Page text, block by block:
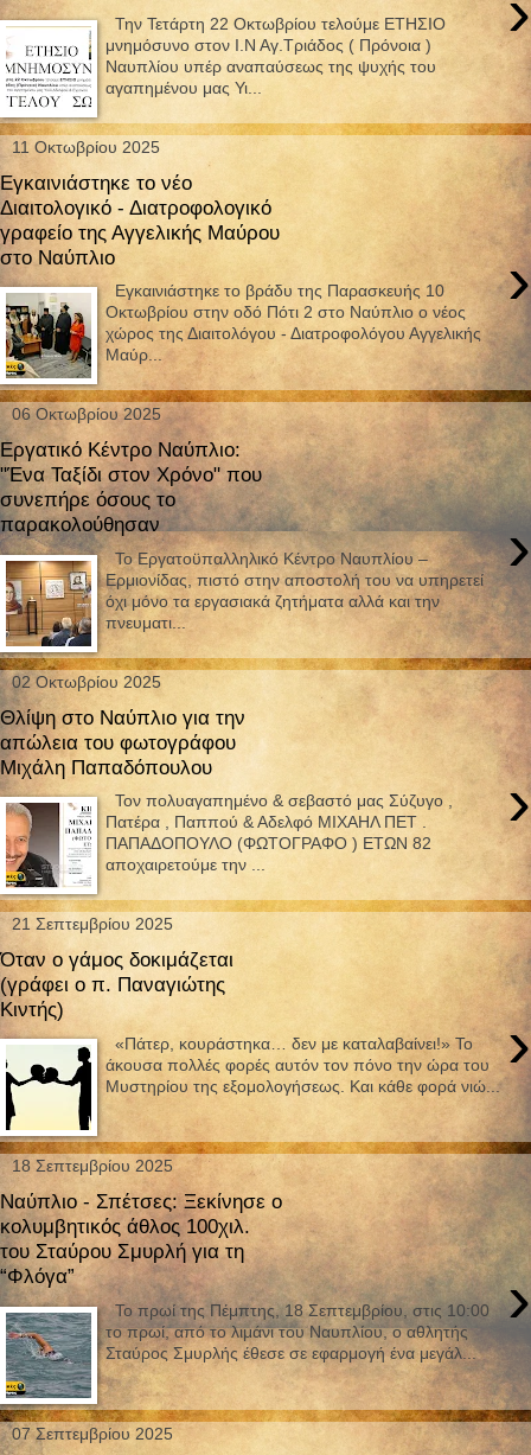
Την Τετάρτη 22 Οκτωβρίου τελούμε ΕΤΗΣΙΟ
μνημόσυνο στον Ι.Ν Αγ.Τριάδος ( Πρόνοια )
Ναυπλίου υπέρ αναπαύσεως της ψυχής του
αγαπημένου μας Υι...
11 Οκτωβρίου 2025
Εγκαινιάστηκε το νέο
Διαιτολογικό - Διατροφολογικό
γραφείο της Αγγελικής Μαύρου
στο Ναύπλιο
›
Εγκαινιάστηκε το βράδυ της Παρασκευής 10
Οκτωβρίου στην οδό Πότι 2 στο Ναύπλιο ο νέος
χώρος της Διαιτολόγου - Διατροφολόγου Αγγελικής
Μαύρ...
06 Οκτωβρίου 2025
Εργατικό Κέντρο Ναύπλιο:
"Ένα Ταξίδι στον Χρόνο" που
συνεπήρε όσους το
παρακολούθησαν
›
Το Εργατοϋπαλληλικό Κέντρο Ναυπλίου –
Ερμιονίδας, πιστό στην αποστολή του να υπηρετεί
όχι μόνο τα εργασιακά ζητήματα αλλά και την
πνευματι...
02 Οκτωβρίου 2025
Θλίψη στο Ναύπλιο για την
απώλεια του φωτογράφου
Μιχάλη Παπαδόπουλου
›
Τον πολυαγαπημένο & σεβαστό μας Σύζυγο ,
Πατέρα , Παππού & Αδελφό ΜΙΧΑΗΛ ΠΕΤ .
ΠΑΠΑΔΟΠΟΥΛΟ (ΦΩΤΟΓΡΑΦΟ ) ΕΤΩΝ 82
αποχαιρετούμε την ...
21 Σεπτεμβρίου 2025
Όταν ο γάμος δοκιμάζεται
(γράφει ο π. Παναγιώτης
Κιντής)
›
«Πάτερ, κουράστηκα… δεν με καταλαβαίνει!» Το
άκουσα πολλές φορές αυτόν τον πόνο την ώρα του
Μυστηρίου της εξομολογήσεως. Και κάθε φορά νιώ...
18 Σεπτεμβρίου 2025
Ναύπλιο - Σπέτσες: Ξεκίνησε ο
κολυμβητικός άθλος 100χιλ.
του Σταύρου Σμυρλή για τη
“Φλόγα”
›
Το πρωί της Πέμπτης, 18 Σεπτεμβρίου, στις 10:00
το πρωί, από το λιμάνι του Ναυπλίου, ο αθλητής
Σταύρος Σμυρλής έθεσε σε εφαρμογή ένα μεγάλ...
07 Σεπτεμβρίου 2025